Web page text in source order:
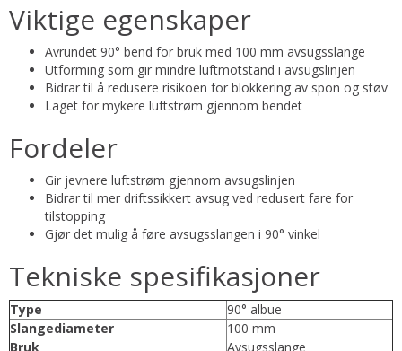
Viktige egenskaper
Avrundet 90° bend for bruk med 100 mm avsugsslange
Utforming som gir mindre luftmotstand i avsugslinjen
Bidrar til å redusere risikoen for blokkering av spon og støv
Laget for mykere luftstrøm gjennom bendet
Fordeler
Gir jevnere luftstrøm gjennom avsugslinjen
Bidrar til mer driftssikkert avsug ved redusert fare for
tilstopping
Gjør det mulig å føre avsugsslangen i 90° vinkel
Tekniske spesifikasjoner
Type
90° albue
Slangediameter
100 mm
Bruk
Avsugsslange